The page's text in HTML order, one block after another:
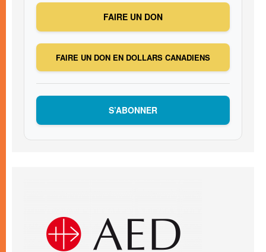
FAIRE UN DON
FAIRE UN DON EN DOLLARS CANADIENS
S’ABONNER